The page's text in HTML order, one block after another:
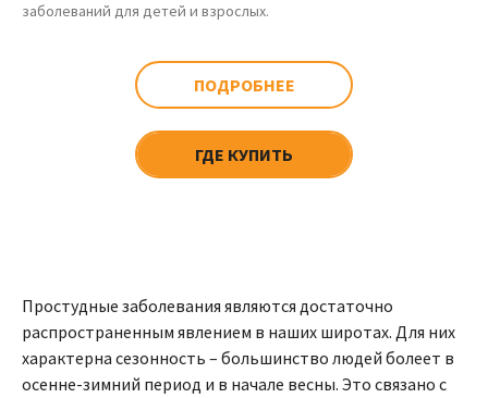
заболеваний для детей и взрослых.
ПОДРОБНЕЕ
ГДЕ КУПИТЬ
Простудные заболевания являются достаточно
распространенным явлением в наших широтах. Для них
характерна сезонность – большинство людей болеет в
осенне-зимний период и в начале весны. Это связано с